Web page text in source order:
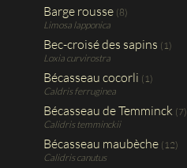
Barge rousse (8)
Limosa lapponica
Bec-croisé des sapins (1)
Loxia curvirostra
Bécasseau cocorli (1)
Caldris ferruginea
Bécasseau de Temminck (7)
Calidris temminckii
Bécasseau maubèche (12)
Calidris canutus